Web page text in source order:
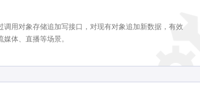
调用对象存储追加写接口，对现有对象追加新数据，有效
体、直播等场景。